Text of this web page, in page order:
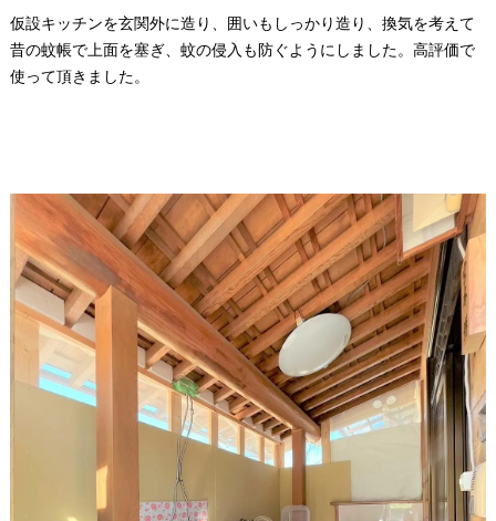
仮設キッチンを玄関外に造り、囲いもしっかり造り、換気を考えて
昔の蚊帳で上面を塞ぎ、蚊の侵入も防ぐようにしました。高評価で
使って頂きました。